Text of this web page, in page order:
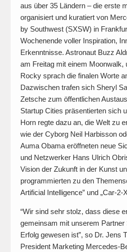
aus über 35 Ländern – die erste
organisiert und kuratiert von
by Southwest (SXSW) in
Wochenende voller Inspiration,
Erkenntnisse. Astronaut Buzz
am Freitag mit einem Moonwalk,
Rocky sprach die finalen Worte
Dazwischen trafen sich Sheryl
Zetsche zum öffentlichen
Startup Cities präsentierten sich
Horn regte dazu an, die Welt zu
wie der Cyborg Neil Harbisson
Auma Obama eröffneten neue
und Netzwerker Hans Ulrich
Vision der Zukunft in der Kunst
programmierten zu den
Artificial Intelligence” und „Car-2-
“Wir sind sehr stolz, dass diese
gemeinsam mit unserem
Erfolg gewesen ist”, so Dr. Jens
President Marketing Mercedes-